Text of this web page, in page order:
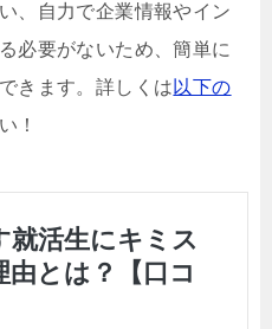
、自力で企業情報やイン
必要がないため、簡単に
きます。詳しくは以下の
！